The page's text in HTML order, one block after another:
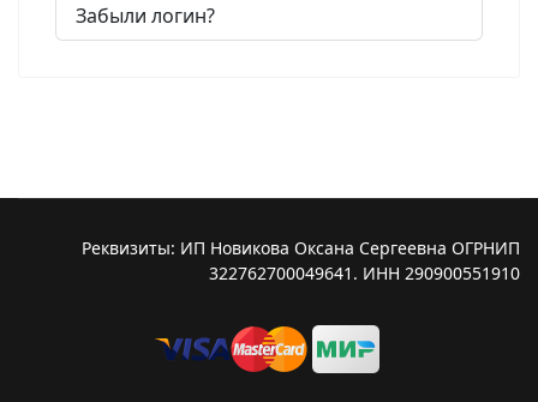
Забыли логин?
Реквизиты: ИП Новикова Оксана Сергеевна ОГРНИП
322762700049641. ИНН 290900551910